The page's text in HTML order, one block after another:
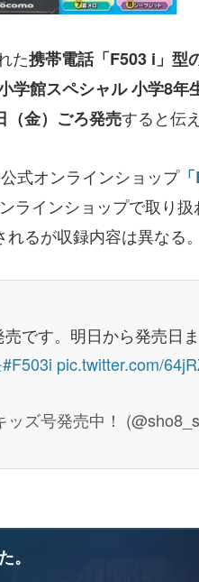
た携帯電話「F503 i」型
学館スペシャル 小学8年
（金）ごろ発売すると伝
式オンラインショップ
ラインショップで取り扱
るが収録内容は異なる。
です。明日から発売日
#F503i pic.twitter.com/
ズ号発売中！
。